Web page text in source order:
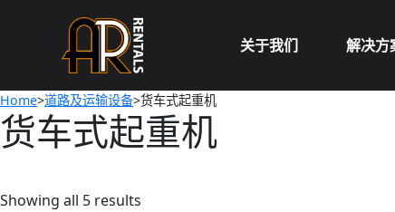
关于我们 解决方
Home>道路及运输设备>货车式起重机
货车式起重机
Showing all 5 results